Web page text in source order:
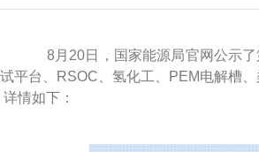
8月20日，国家能源局官网公示了
试平台、RSOC、氢化工、PEM电解槽
详情如下：